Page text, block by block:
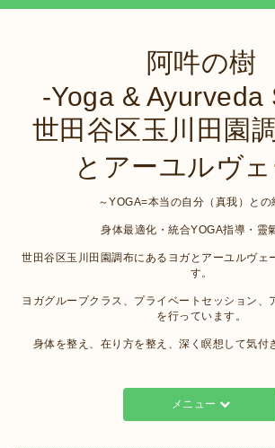
阿吽の樹
-Yoga & Ayurveda
世田谷区玉川田園
とアーユルヴ
～YOGA=本当の自分（真我）との
身体最適化・統合YOGA指導・靈
世田谷区玉川田園調布にあるヨガとアーユルヴェ
す。
ヨガグループクラス、プライベートセッション、
を行っています。
身体を整え、在り方を整え、深く瞑想して気付
メニュー